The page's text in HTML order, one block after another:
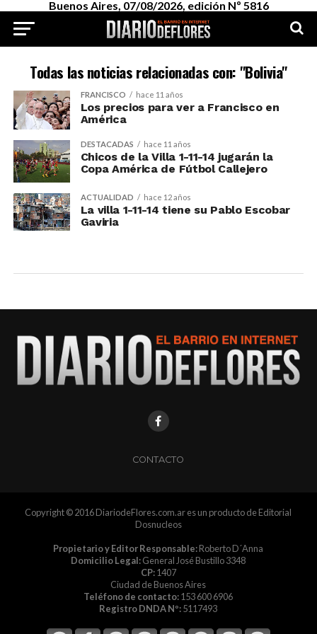
Buenos Aires, 07/08/2026, edición Nº 5816
Todas las noticias relacionadas con: "Bolivia"
FRANCISCO hace 11 años
Los precios para ver a Francisco en
América
DESTACADAS hace 11 años
Chicos de la Villa 1-11-14 jugarán la
Copa América de Fútbol Callejero
ACTUALIDAD hace 12 años
La villa 1-11-14 tiene su Pablo Escobar
Gaviria
CONTACTO
Copyright © 2016 DiariodeFlores.com.ar es un producto de Editorial
Dosnucleos
Propietario y Editor Responsable:Roberto D´Anna
Domicilio Legal:General José Bustillo 3348
CP:1407
Ciudad de Buenos Aires
Teléfono de contacto:153 600 6906
Registro DNDA Nº:5117493